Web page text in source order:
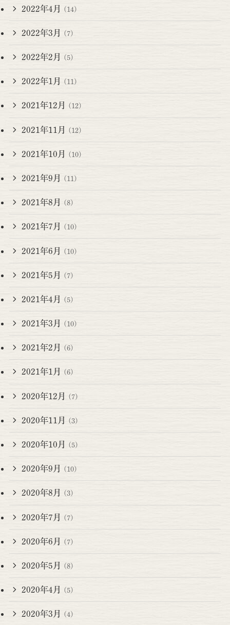
2022年4月 (14)
2022年3月 (7)
2022年2月 (5)
2022年1月 (11)
2021年12月 (12)
2021年11月 (12)
2021年10月 (10)
2021年9月 (11)
2021年8月 (8)
2021年7月 (10)
2021年6月 (10)
2021年5月 (7)
2021年4月 (5)
2021年3月 (10)
2021年2月 (6)
2021年1月 (6)
2020年12月 (7)
2020年11月 (3)
2020年10月 (5)
2020年9月 (10)
2020年8月 (3)
2020年7月 (7)
2020年6月 (7)
2020年5月 (8)
2020年4月 (5)
2020年3月 (4)